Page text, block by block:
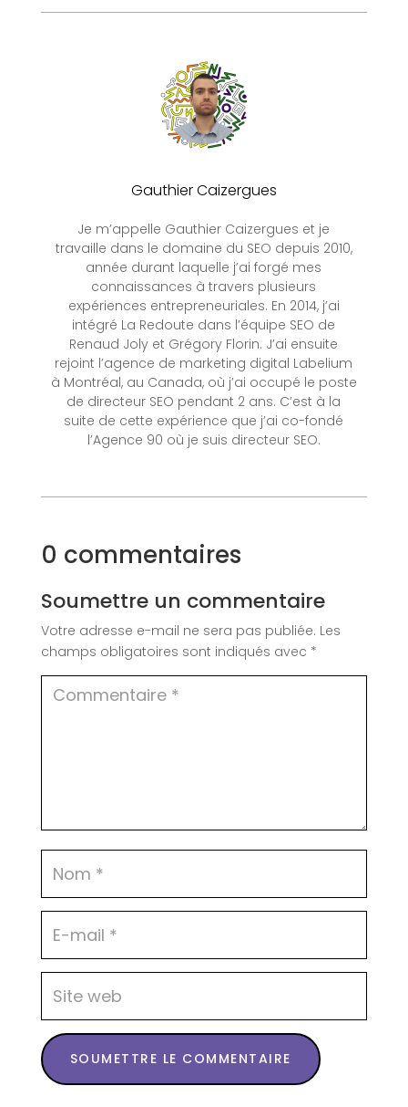
Gauthier Caizergues
Je m’appelle Gauthier Caizergues et je
travaille dans le domaine du SEO depuis 2010,
année durant laquelle j’ai forgé mes
connaissances à travers plusieurs
expériences entrepreneuriales. En 2014, j’ai
intégré La Redoute dans l’équipe SEO de
Renaud Joly et Grégory Florin. J’ai ensuite
rejoint l’agence de marketing digital Labelium
à Montréal, au Canada, où j’ai occupé le poste
de directeur SEO pendant 2 ans. C’est à la
suite de cette expérience que j’ai co-fondé
l’Agence 90 où je suis directeur SEO.
0 commentaires
Soumettre un commentaire
Votre adresse e-mail ne sera pas publiée. Les
champs obligatoires sont indiqués avec *
SOUMETTRE LE COMMENTAIRE